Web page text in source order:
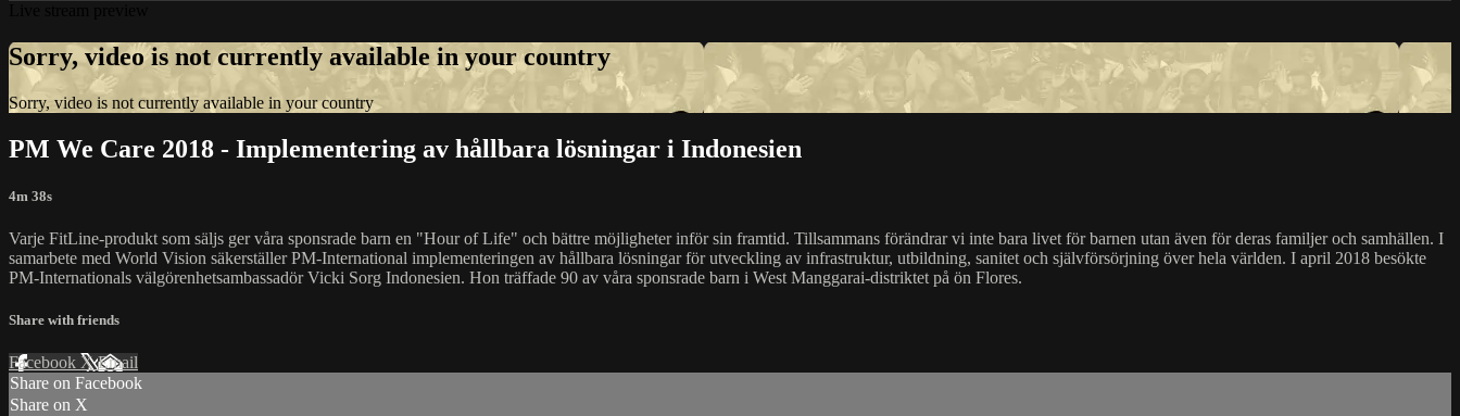
Sorry, video is not currently available in your country
Sorry, video is not currently available in your country
PM We Care 2018 - Implementering av hållbara lösningar i Indonesien
4m 38s
Varje FitLine-produkt som säljs ger våra sponsrade barn en "Hour of Life" och bättre möjligheter inför sin framtid. Tillsammans förändrar vi inte bara livet för barnen utan även för deras familjer och samhällen. I
samarbete med World Vision säkerställer PM-International implementeringen av hållbara lösningar för utveckling av infrastruktur, utbildning, sanitet och självförsörjning över hela världen. I april 2018 besökte
PM-Internationals välgörenhetsambassadör Vicki Sorg Indonesien. Hon träffade 90 av våra sponsrade barn i West Manggarai-distriktet på ön Flores.
Share with friends
Facebook XEmail
Share on Facebook
Share on X